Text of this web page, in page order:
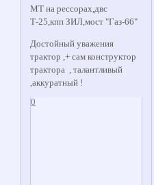
МТ на рессорах,двс
Т-25,кпп ЗИЛ,мост "Газ-66"
Достойный уважения
трактор ,+ сам конструктор
трактора , талантливый
,аккуратный !
0